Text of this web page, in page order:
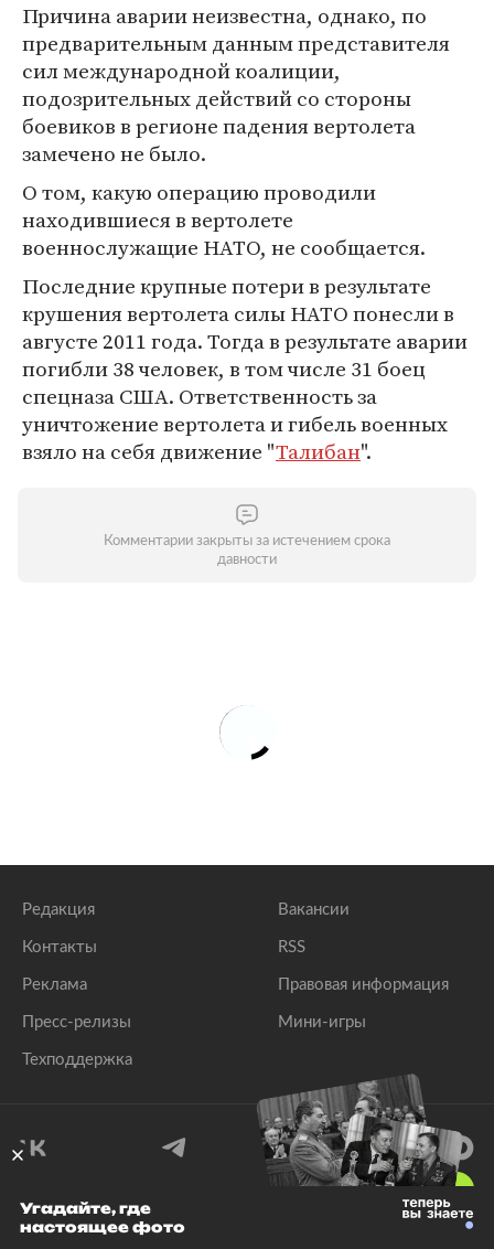
Причина аварии неизвестна, однако, по
предварительным данным представителя
сил международной коалиции,
подозрительных действий со стороны
боевиков в регионе падения вертолета
замечено не было.
О том, какую операцию проводили
находившиеся в вертолете
военнослужащие НАТО, не сообщается.
Последние крупные потери в результате
крушения вертолета силы НАТО понесли в
августе 2011 года. Тогда в результате аварии
погибли 38 человек, в том числе 31 боец
спецназа США. Ответственность за
уничтожение вертолета и гибель военных
взяло на себя движение "Талибан".
Комментарии закрыты за истечением срока
давности
Редакция
Контакты
Реклама
Пресс-релизы
Техподдержка
Вакансии
RSS
Правовая информация
Мини-игры
© 1999–2026 Все права защищены.
Угадайте, где
настоящее фото